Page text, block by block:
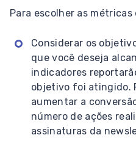
Para escolher as
Considerar os
que você deseja
indicadores
objetivo foi atingido.
aumentar a
número de ações
assinaturas da